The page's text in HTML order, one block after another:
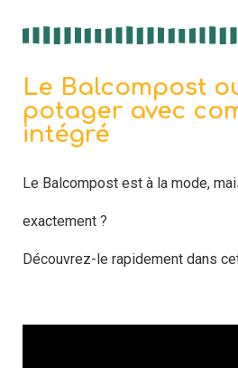
Le Balcompost
potager avec
intégré
Le Balcompost est à la mode,
exactement ?
Découvrez-le rapidement dans